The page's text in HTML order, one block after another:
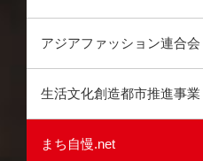
アジアファッション連合会
生活文化創造都市推進事業
まち自慢.net